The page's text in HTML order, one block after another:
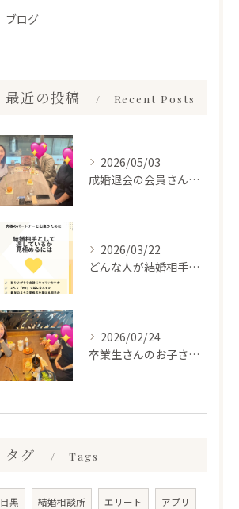
ブログ
最近の投稿 Recent Posts
2026/05/03
成婚退会の会員さんとお会いして来ました✨
2026/03/22
どんな人が結婚相手だといいのか
2026/02/24
卒業生さんのお子さんに会って来ました✨
タグ Tags
目黒 結婚相談所 エリート アプリ